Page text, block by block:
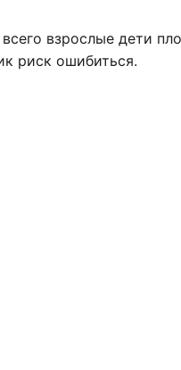
взрослые дети
риск ошибиться.